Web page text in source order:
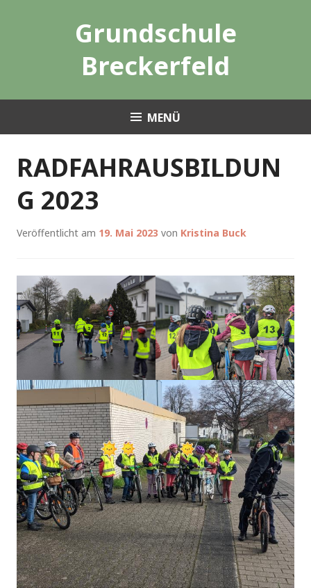
Grundschule
Breckerfeld
MENÜ
RADFAHRAUSBILDUN
G 2023
Veröffentlicht am 19. Mai 2023 von Kristina Buck